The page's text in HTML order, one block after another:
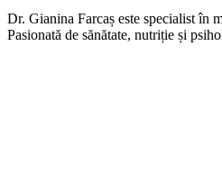
Dr. Gianina Farcaș este specialist în
Pasionată de sănătate, nutriție și